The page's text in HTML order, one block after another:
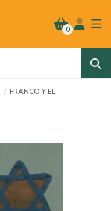
0
FRANCO Y EL